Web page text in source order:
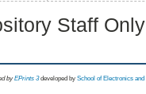
Staff
byEPrints 3 developed by School of Electronics